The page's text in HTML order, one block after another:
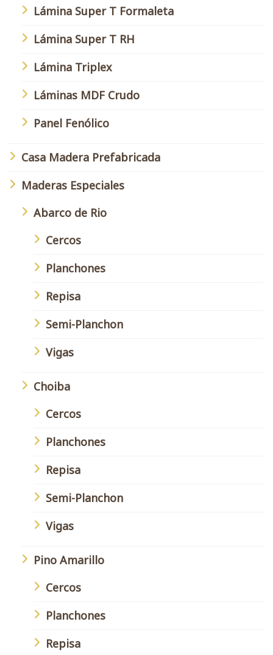
Lámina Super T Formaleta
Lámina Super T RH
Lámina Triplex
Láminas MDF Crudo
Panel Fenólico
Casa Madera Prefabricada
Maderas Especiales
Abarco de Rio
Cercos
Planchones
Repisa
Semi-Planchon
Vigas
Choiba
Cercos
Planchones
Repisa
Semi-Planchon
Vigas
Pino Amarillo
Cercos
Planchones
Repisa